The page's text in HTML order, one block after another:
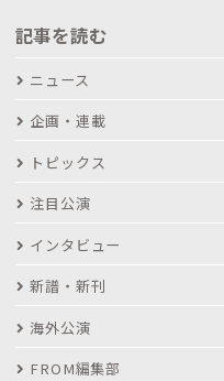
記事を読む
ニュース
企画・連載
トピックス
注目公演
インタビュー
新譜・新刊
海外公演
FROM編集部